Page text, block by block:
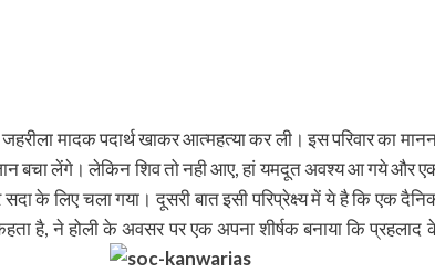
मादक पदार्थ खाकर आत्महत्या कर ली। इस परिवार का
बचा लेंगे। लेकिन शिव तो नही आए, हां यमदूत अवश्य आ गये और
के लिए चला गया। दूसरी बात इसी परिप्रेक्ष्य में ये है कि एक
है, ने होली के अवसर पर एक अपना शीर्षक बनाया कि प्रहलाद